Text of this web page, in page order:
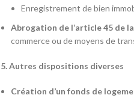
Enregistrement de bien
Abrogation de l’article 45 de
commerce ou de moyens de
5. Autres dispositions diverses
Création d’un fonds de